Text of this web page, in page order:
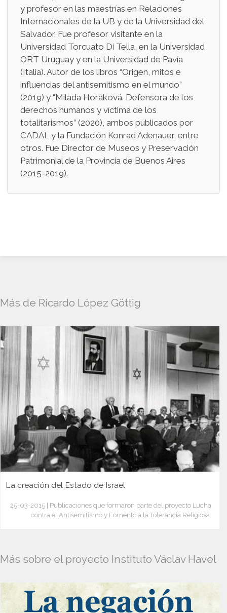
y profesor en las maestrías en Relaciones
Internacionales de la UB y de la Universidad del
Salvador. Fue profesor visitante en la
Universidad Torcuato Di Tella, en la Universidad
ORT Uruguay y en la Universidad de Pavía
(Italia). Autor de los libros “Origen, mitos e
influencias del antisemitismo en el mundo”
(2019) y “Milada Horáková. Defensora de los
derechos humanos y víctima de los
totalitarismos” (2020), ambos publicados por
CADAL y la Fundación Konrad Adenauer, entre
otros. Fue Director de Museos y Preservación
Patrimonial de la Provincia de Buenos Aires
(2015-2019).
Más de Ricardo López Göttig
La creación del Estado de Israel
25-03-2015 | Publicaciones que formaron parte del proyecto Lucha
contra el Antisemitismo y Fomento a la Tolerancia Religiosa.
Más sobre el proyecto Instituto Václav Havel